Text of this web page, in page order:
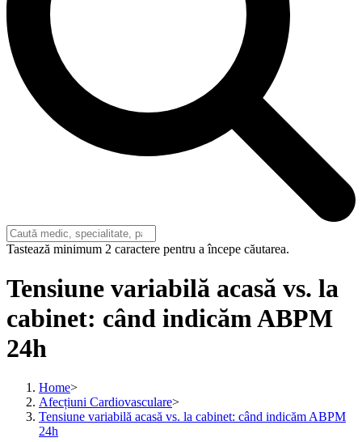
Tastează minimum 2 caractere pentru a începe căutarea.
Tensiune variabilă acasă vs. la
cabinet: când indicăm ABPM
24h
Home>
Afecțiuni Cardiovasculare>
Tensiune variabilă acasă vs. la cabinet: când indicăm ABPM
24h